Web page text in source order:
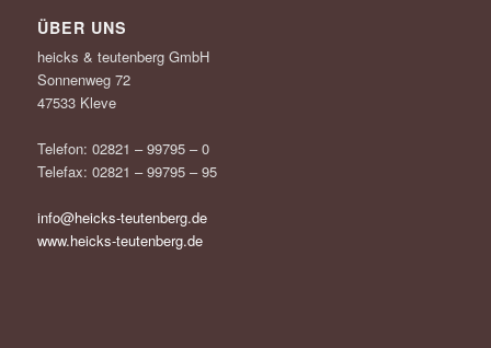
ÜBER UNS
heicks & teutenberg GmbH
Sonnenweg 72
47533 Kleve
Telefon: 02821 – 99795 – 0
Telefax: 02821 – 99795 – 95
info@heicks-teutenberg.de
www.heicks-teutenberg.de